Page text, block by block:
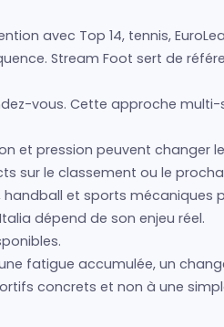
avec Top 14, tennis,
Stream Foot sert de
vous. Cette approche
et pression peuvent changer
sur le classement ou le
handball et sports mécaniques
dépend de son enjeu réel.
fatigue accumulée, un
concrets et non à une